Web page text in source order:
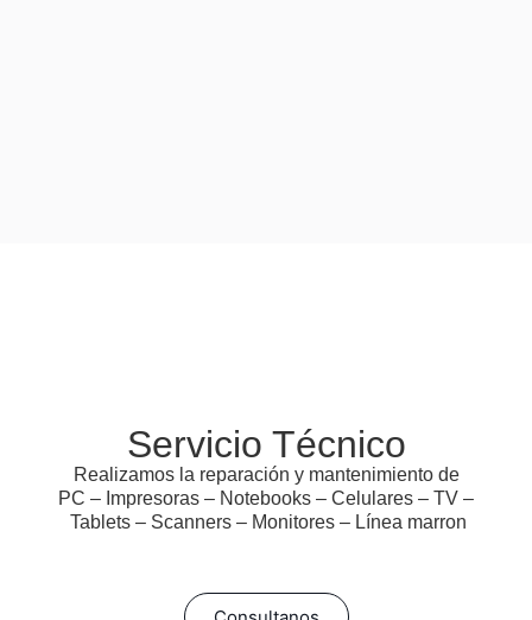
Servicio Técnico
Realizamos la reparación y mantenimiento de
PC – Impresoras – Notebooks – Celulares – TV –
Tablets – Scanners – Monitores – Línea marron